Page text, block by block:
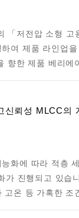
「저전압 소형 고
여 제품 라인업
향한 제품 베리에
신뢰성 MLCC
화에 따라 적층
가 진행되고 있습
고온 등 가혹한 조